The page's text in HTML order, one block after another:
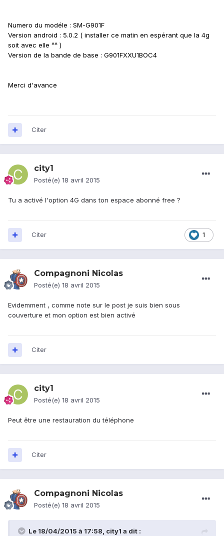
Numero du modéle : SM-G901F
Version android : 5.0.2 ( installer ce matin en espérant que la 4g
soit avec elle ^^ )
Version de la bande de base : G901FXXU1BOC4
Merci d'avance
Citer
city1
Posté(e) 18 avril 2015
Tu a activé l'option 4G dans ton espace abonné free ?
1
Citer
Compagnoni Nicolas
Posté(e) 18 avril 2015
Evidemment , comme note sur le post je suis bien sous
couverture et mon option est bien activé
Citer
city1
Posté(e) 18 avril 2015
Peut être une restauration du téléphone
Citer
Compagnoni Nicolas
Posté(e) 18 avril 2015
Le 18/04/2015 à 17:58, city1 a dit :